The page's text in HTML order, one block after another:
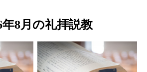
年8月の礼拝説教